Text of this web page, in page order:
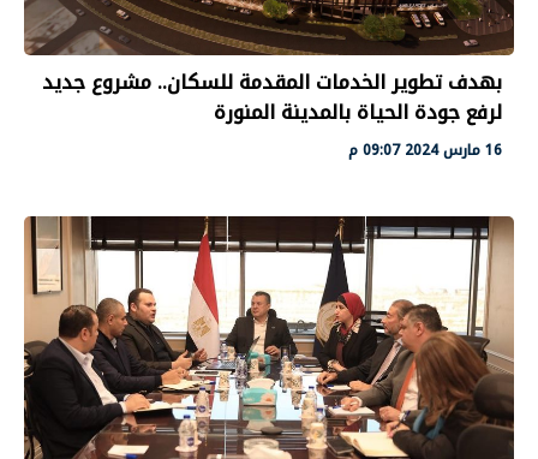
بهدف تطوير الخدمات المقدمة للسكان.. مشروع جديد
لرفع جودة الحياة بالمدينة المنورة
16 مارس 2024 09:07 م